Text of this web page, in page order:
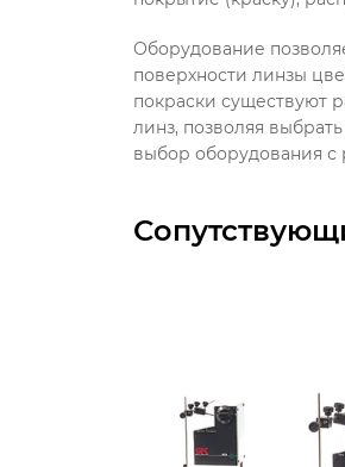
Оборудование
поверхности линзы
покраски существуют
линз, позволяя
выбор оборудования с